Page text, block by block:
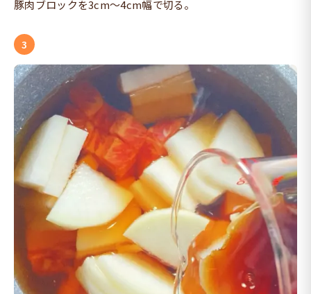
豚肉ブロックを3cm〜4cm幅で切る。